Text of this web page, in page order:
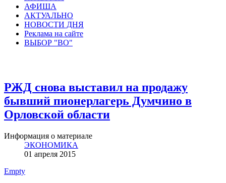
АФИША
АКТУАЛЬНО
НОВОСТИ ДНЯ
Реклама на сайте
ВЫБОР "ВО"
РЖД снова выставил на продажу
бывший пионерлагерь Думчино в
Орловской области
Информация о материале
ЭКОНОМИКА
01 апреля 2015
Empty